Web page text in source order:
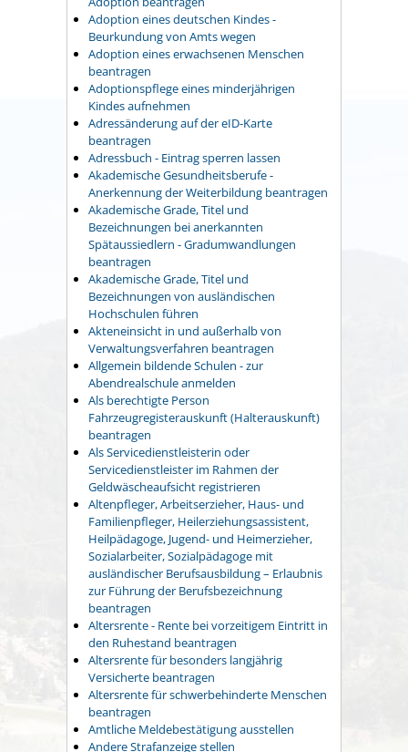
Adoption eines deutschen Kindes -
Beurkundung von Amts wegen
Adoption eines erwachsenen Menschen
beantragen
Adoptionspflege eines minderjährigen
Kindes aufnehmen
Adressänderung auf der eID-Karte
beantragen
Adressbuch - Eintrag sperren lassen
Akademische Gesundheitsberufe -
Anerkennung der Weiterbildung beantragen
Akademische Grade, Titel und
Bezeichnungen bei anerkannten
Spätaussiedlern - Gradumwandlungen
beantragen
Akademische Grade, Titel und
Bezeichnungen von ausländischen
Hochschulen führen
Akteneinsicht in und außerhalb von
Verwaltungsverfahren beantragen
Allgemein bildende Schulen - zur
Abendrealschule anmelden
Als berechtigte Person
Fahrzeugregisterauskunft (Halterauskunft)
beantragen
Als Servicedienstleisterin oder
Servicedienstleister im Rahmen der
Geldwäscheaufsicht registrieren
Altenpfleger, Arbeitserzieher, Haus- und
Familienpfleger, Heilerziehungsassistent,
Heilpädagoge, Jugend- und Heimerzieher,
Sozialarbeiter, Sozialpädagoge mit
ausländischer Berufsausbildung – Erlaubnis
zur Führung der Berufsbezeichnung
beantragen
Altersrente - Rente bei vorzeitigem Eintritt in
den Ruhestand beantragen
Altersrente für besonders langjährig
Versicherte beantragen
Altersrente für schwerbehinderte Menschen
beantragen
Amtliche Meldebestätigung ausstellen
Andere Strafanzeige stellen